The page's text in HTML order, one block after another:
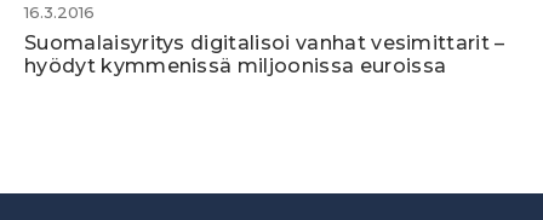
16.3.2016
Suomalaisyritys digitalisoi vanhat vesimittarit –
hyödyt kymmenissä miljoonissa euroissa